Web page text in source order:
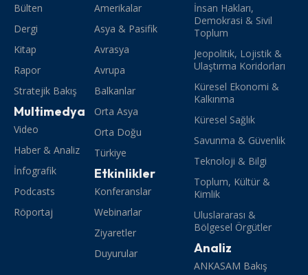
Bülten
Dergi
Kitap
Rapor
Stratejik Bakış
Multimedya
Video
Haber & Analiz
İnfografik
Podcasts
Röportaj
Amerikalar
Asya & Pasifik
Avrasya
Avrupa
Balkanlar
Orta Asya
Orta Doğu
Türkiye
Etkinlikler
Konferanslar
Webinarlar
Ziyaretler
Duyurular
İnsan Hakları,
Demokrasi & Sivil
Toplum
Jeopolitik, Lojistik &
Ulaştırma Koridorları
Küresel Ekonomi &
Kalkınma
Küresel Sağlık
Savunma & Güvenlik
Teknoloji & Bilgi
Toplum, Kültür &
Kimlik
Uluslararası &
Bölgesel Örgütler
Analiz
ANKASAM Bakış